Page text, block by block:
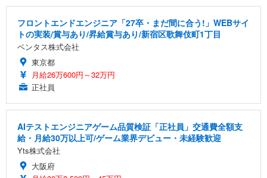
フロントエンドエンジニア「27卒・まだ間に合う!」WEBサイ
トの実装/賞与あり/昇給賞与あり/新宿区歌舞伎町1丁目
ベンタス株式会社
東京都
月給26万600円～32万円
正社員
AIテストエンジニアゲーム品質検証「正社員」交通費全額支
給・月給30万以上可/ゲーム業界デビュー・未経験歓迎
Yts株式会社
大阪府